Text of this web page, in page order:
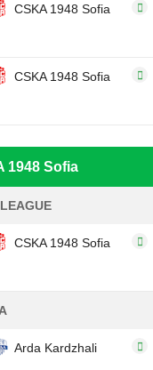
CSKA 1948 Sofia
CSKA 1948 Sofia
1948 Sofia
CSKA 1948 Sofia
Arda Kardzhali